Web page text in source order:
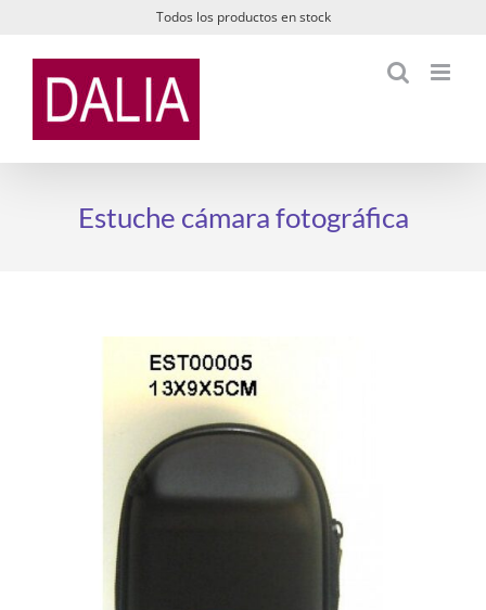
contenido
Todos los productos en stock
Estuche cámara fotográfica